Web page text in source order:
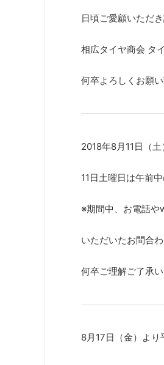
日頃ご愛顧いただ
相広タイヤ商会 タ
何卒よろしくお願い
2018年8月11日（土
11日土曜日は午前
※期間中、お電話や
いただいたお問合
何卒ご理解ご了承
8月17日（金）より